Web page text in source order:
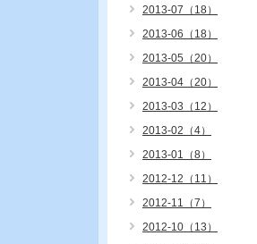
2013-07（18）
2013-06（18）
2013-05（20）
2013-04（20）
2013-03（12）
2013-02（4）
2013-01（8）
2012-12（11）
2012-11（7）
2012-10（13）